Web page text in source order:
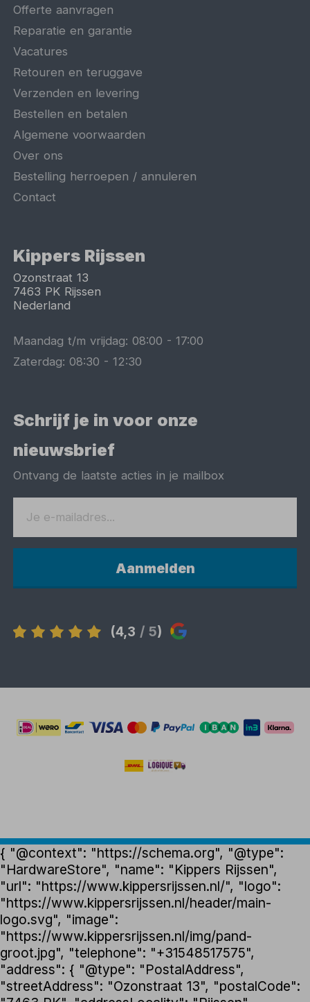
Offerte aanvragen
Reparatie en garantie
Vacatures
Retouren en teruggave
Verzenden en levering
Bestellen en betalen
Algemene voorwaarden
Over ons
Bestelling herroepen / annuleren
Contact
Kippers Rijssen
Ozonstraat 13
7463 PK Rijssen
Nederland
Maandag t/m vrijdag:08:00 -17:00
Zaterdag:08:30 -12:30
Schrijf je in voor onze
nieuwsbrief
Ontvang de laatste acties in je mailbox
Aanmelden
(4,3 / 5)
{ "@context": "https://schema.org", "@type":
"HardwareStore", "name": "Kippers Rijssen",
"url": "https://www.kippersrijssen.nl/", "logo":
"https://www.kippersrijssen.nl/header/main-
logo.svg", "image":
"https://www.kippersrijssen.nl/img/pand-
groot.jpg", "telephone": "+31548517575",
"address": { "@type": "PostalAddress",
"streetAddress": "Ozonstraat 13", "postalCode":